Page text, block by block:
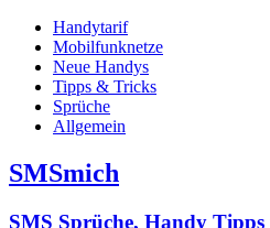
Handytarif
Mobilfunknetze
Neue Handys
Tipps & Tricks
Sprüche
Allgemein
SMSmich
SMS Sprüche, Handy